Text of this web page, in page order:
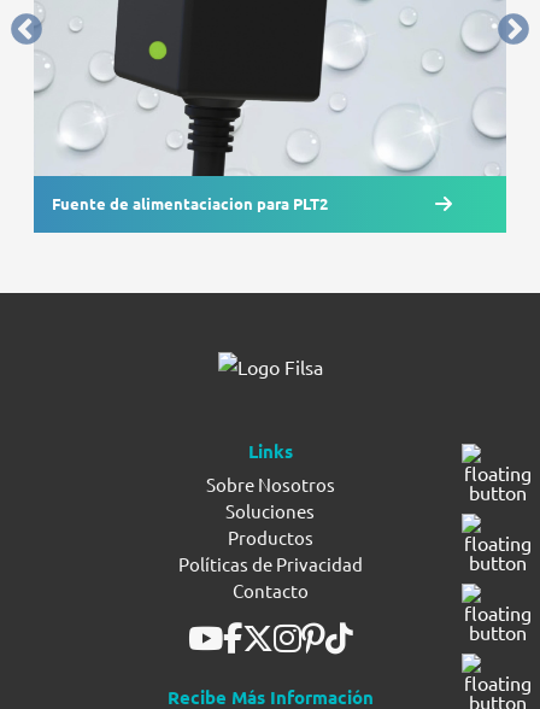
Fuente de alimentaciacion para PLT2
Links
Sobre Nosotros
Soluciones
Productos
Políticas de Privacidad
Contacto
Recibe Más Información